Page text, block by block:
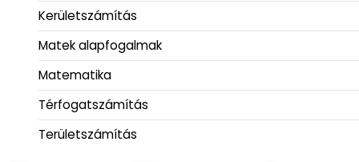
Kerületszámítás
Matek alapfogalmak
Matematika
Térfogatszámítás
Területszámítás